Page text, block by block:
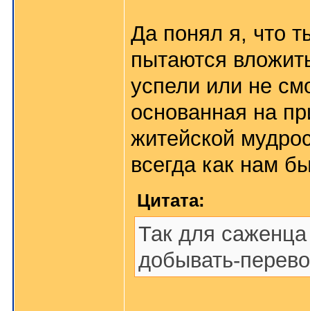
Да понял я, что
пытаются
успели или не
основанная на
житейской
всегда как нам
Цитата:
Так для
добывать-